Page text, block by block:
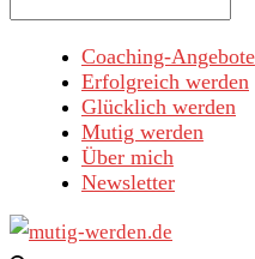
Coaching-Angebote
Erfolgreich werden
Glücklich werden
Mutig werden
Über mich
Newsletter